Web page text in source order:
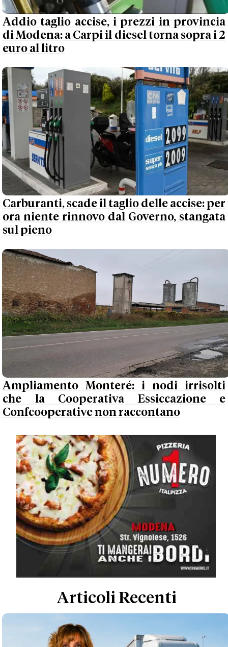
Addio taglio accise, i prezzi in provincia
di Modena: a Carpi il diesel torna sopra i 2
euro al litro
Carburanti, scade il taglio delle accise: per
ora niente rinnovo dal Governo, stangata
sul pieno
Ampliamento Monteré: i nodi irrisolti
che la Cooperativa Essiccazione e
Confcooperative non raccontano
Articoli Recenti